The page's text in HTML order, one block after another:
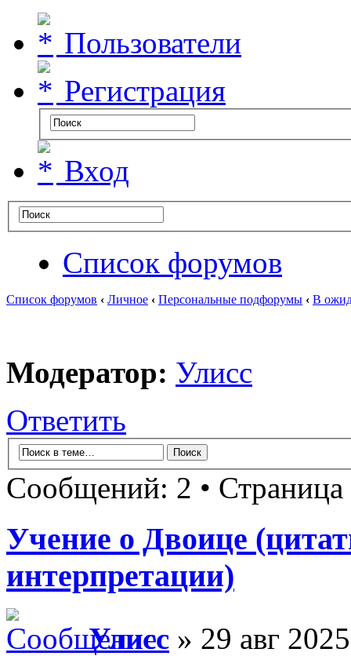
Пользователи
Регистрация
Вход
Список форумов
Список форумов ‹ Личное ‹ Персональные подфорумы ‹ В
Модератор: Улисс
Ответить
Сообщений: 2 • Страница
Учение о Двоице
интерпретации)
Улисс » 29 авг